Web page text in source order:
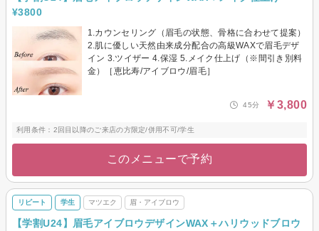
¥3800
1.カウンセリング（眉毛の状態、骨格に合わせて提案）
2.肌に優しい天然由来成分配合の高級WAXで眉毛デザ
イン 3.ツイザー 4.保湿 5.メイク仕上げ（※間引き別料
金）［恵比寿/アイブロウ/眉毛］
45分 ￥3,800
利用条件：2回目以降のご来店の方限定/併用不可/学生
このメニューで予約
リピート 学生 マツエク 眉・アイブロウ
【学割U24】眉毛アイブロウデザインWAX＋ハリウッドブロウ